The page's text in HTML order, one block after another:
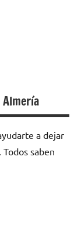
Almería
а dejar
saben